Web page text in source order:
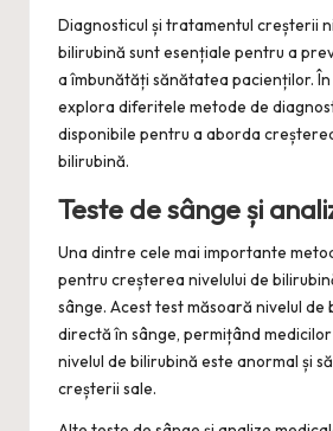
Diagnosticul și tratamentul creșterii
bilirubină sunt esențiale pentru a
a îmbunătăți sănătatea pacienților.
explora diferitele metode de
disponibile pentru a aborda
bilirubină.
Teste de sânge și
Una dintre cele mai importante
pentru creșterea nivelului de
sânge. Acest test măsoară nivelul de
directă în sânge, permițând
nivelul de bilirubină este anormal și
creșterii sale.